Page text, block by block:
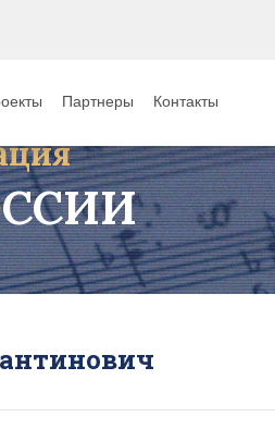
Партнеры Контакты